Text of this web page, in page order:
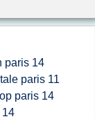
paris 14
paris 11
paris 14
14